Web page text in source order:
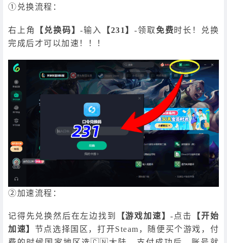
①兑换流程：
右上角 【兑换码】-输入 【231】-领取免费时长！兑换
完成后才可以加速！！！
②加速流程：
记得先兑换然后在左边找到 【游戏加速】-点击
【开始
加速】 节点选择国区，打开Steam，随便买个游戏，付